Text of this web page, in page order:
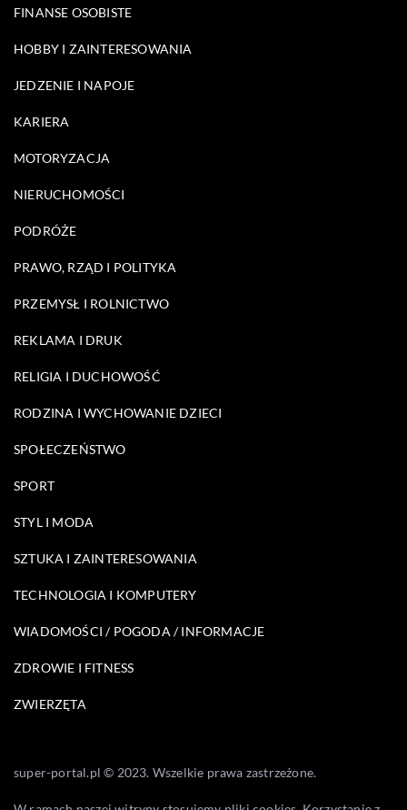
FINANSE OSOBISTE
HOBBY I ZAINTERESOWANIA
JEDZENIE I NAPOJE
KARIERA
MOTORYZACJA
NIERUCHOMOŚCI
PODRÓŻE
PRAWO, RZĄD I POLITYKA
PRZEMYSŁ I ROLNICTWO
REKLAMA I DRUK
RELIGIA I DUCHOWOŚĆ
RODZINA I WYCHOWANIE DZIECI
SPOŁECZEŃSTWO
SPORT
STYL I MODA
SZTUKA I ZAINTERESOWANIA
TECHNOLOGIA I KOMPUTERY
WIADOMOŚCI / POGODA / INFORMACJE
ZDROWIE I FITNESS
ZWIERZĘTA
super-portal.pl © 2023. Wszelkie prawa zastrzeżone.